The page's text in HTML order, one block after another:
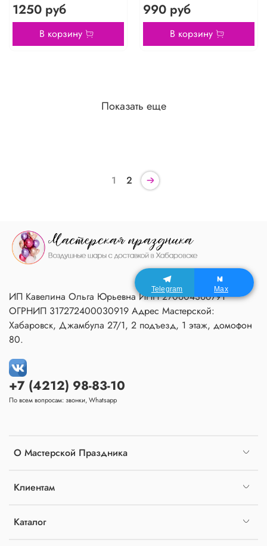
1250 руб
В корзину
990 руб
В корзину
Показать еще
1 2
О Мастерской Праздника
Клиентам
Каталог
+7 (4212) 98-83-10
По всем вопросам: звонки, Whatsapp
ИП Кавелина Ольга Юрьевна ИНН 270604366791
ОГРНИП 317272400030919 Адрес Мастерской:
Хабаровск, Джамбула 27/1, 2 подъезд, 1 этаж, домофон
80.
Telegram Max